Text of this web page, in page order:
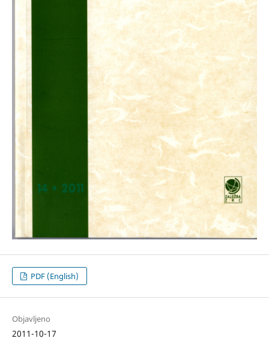
PDF (English)
Objavljeno
2011-10-17